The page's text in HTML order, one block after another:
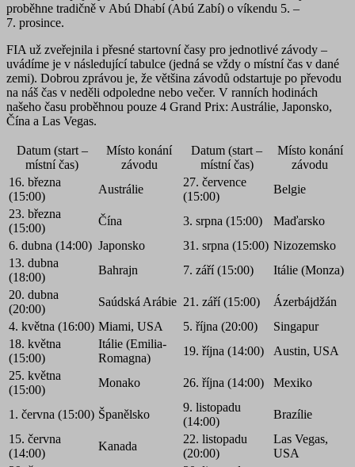
proběhne tradičně v Abú Dhabí(Abú Zabí) o víkendu 5. –
7. prosince.
FIA už zveřejnila i přesné startovní časy pro jednotlivé závody –
uvádíme je v následující tabulce (jedná se vždy o místní čas v dané
zemi). Dobrou zprávou je, že většina závodů odstartuje po převodu
na náš čas v neděli odpoledne nebo večer. V ranních hodinách
našeho času proběhnou pouze 4 Grand Prix: Austrálie, Japonsko,
Čína a Las Vegas.
Datum (start –
místní čas)
Místo konání
závodu
Datum (start –
místní čas)
Místo konání
závodu
16. března
(15:00)
Austrálie
27. července
(15:00)
Belgie
23. března
(15:00)
Čína 3. srpna (15:00)
Maďarsko
6. dubna (14:00) Japonsko 31. srpna (15:00) Nizozemsko
13. dubna
(18:00)
Bahrajn 7. září (15:00)
Itálie (Monza)
20. dubna
(20:00)
Saúdská Arábie 21. září (15:00)
Ázerbájdžán
4. května (16:00) Miami, USA 5. října (20:00)
Singapur
18. května
(15:00)
Itálie (Emilia-
Romagna)
19. října (14:00)
Austin, USA
25. května
(15:00)
Monako 26. října (14:00) Mexiko
1. června (15:00) Španělsko
9. listopadu
(14:00)
Brazílie
15. června
(14:00)
Kanada
22. listopadu
(20:00)
Las Vegas,
USA